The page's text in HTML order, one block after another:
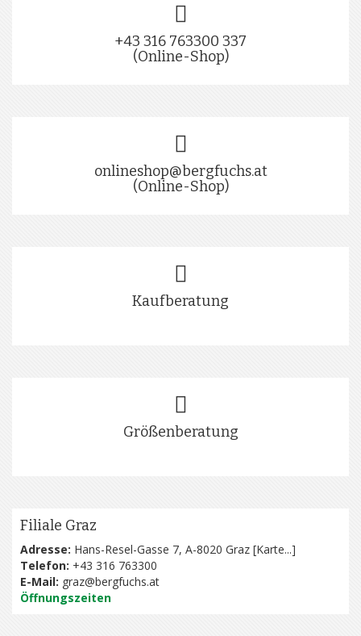
+43 316 763300 337
(Online-Shop)
onlineshop@bergfuchs.at
(Online-Shop)
Kaufberatung
Größenberatung
Filiale Graz
Adresse: Hans-Resel-Gasse 7, A-8020 Graz [Karte...]
Telefon: +43 316 763300
E-Mail: graz@bergfuchs.at
Öffnungszeiten